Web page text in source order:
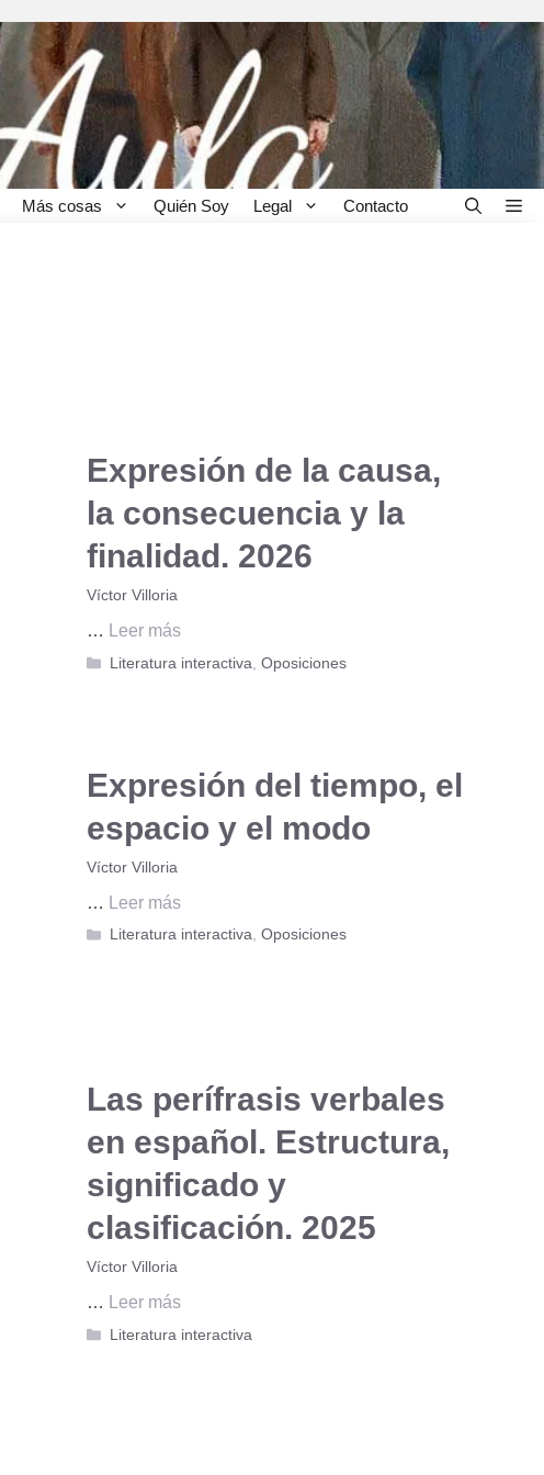
Más cosas Quién Soy Legal Contacto
Expresión de la causa,
la consecuencia y la
finalidad. 2026
Víctor Villoria
… Leer más
Categorías
Literatura interactiva ,Oposiciones
Expresión del tiempo, el
espacio y el modo
Víctor Villoria
… Leer más
Categorías
Literatura interactiva,Oposiciones
Las perífrasis verbales
en español. Estructura,
significado y
clasificación. 2025
Víctor Villoria
… Leer más
Categorías
Literatura interactiva